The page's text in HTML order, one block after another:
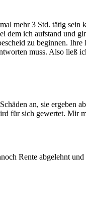
mehr 3 Std. tätig
dem ich aufstand und
zu beginnen.
muss. Also ließ
an, sie
für sich gewertet. Mir
Rente abgelehnt